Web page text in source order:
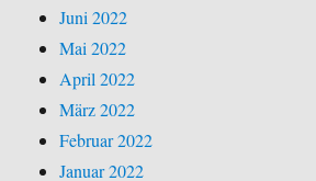
Juni 2022
Mai 2022
April 2022
März 2022
Februar 2022
Januar 2022